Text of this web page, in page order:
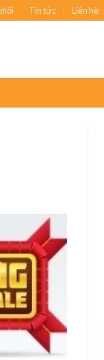
Tin tức Liên hệ